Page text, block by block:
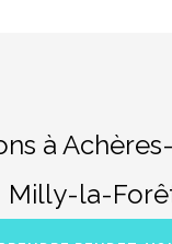
à
Milly-la-